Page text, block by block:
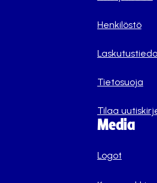
Henkilöstö
Tietosuoja
Tilaa
Media
Logot